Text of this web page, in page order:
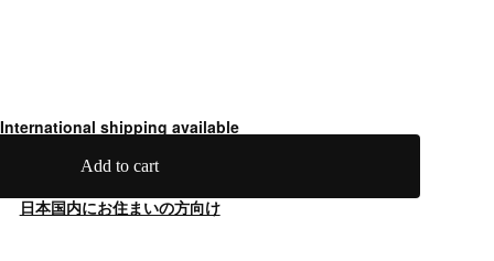
International shipping available
Add to cart
日本国内にお住まいの方向け